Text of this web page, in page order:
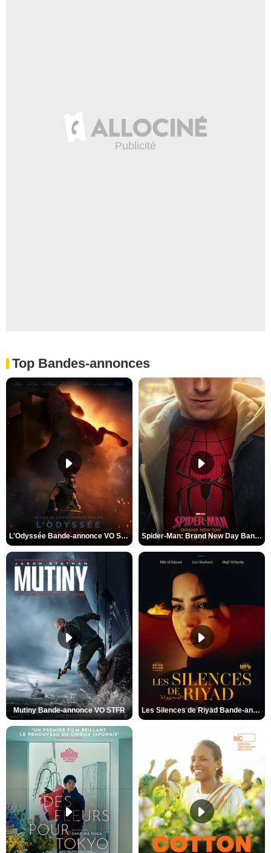
Top Bandes-annonces
L'Odyssée Bande-annonce VO STFR Spider-Man: Brand New Day Bande-annonce VO STFR
Mutiny Bande-annonce VO STFR Les Silences de Riyad Bande-annonce VO STFR